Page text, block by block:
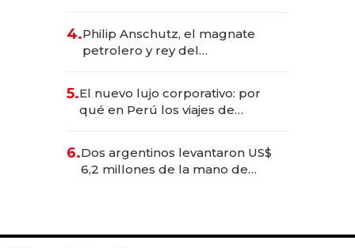
4.Philip Anschutz, el magnate
petrolero y rey del
Fénix
5.El nuevo lujo corporativo: por
qué en Perú los viajes de
para convertirse en experiencias
transformadoras
6.Dos argentinos levantaron US$
6,2 millones de la mano de